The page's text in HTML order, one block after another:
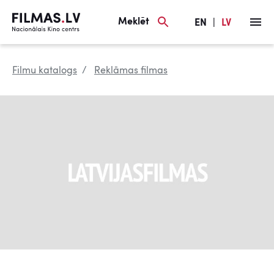
Meklēt EN LV
Filmu katalogs Reklāmas filmas